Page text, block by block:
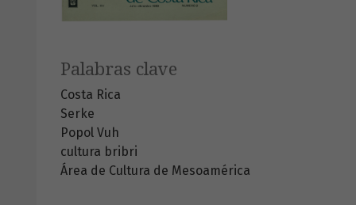
Palabras clave
Costa Rica
Serke
Popol Vuh
cultura bribri
Área de Cultura de Mesoamérica